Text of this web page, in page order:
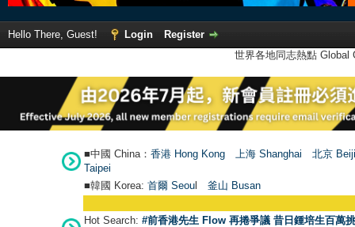
Hello There, Guest! Login
Register
世界各地同志熱點
■中國 China： 香港 Hong Kong 上海 Shanghai
北京
Taipei
■韓國 Korea: 首爾 Seoul 釜山 Busan
Hot Search: #前香港先生 Flow 再捲爭議 昔日鍾培生百萬